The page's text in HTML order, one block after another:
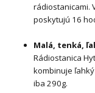
rádiostanicami.
poskytujú 16
Malá, tenká,
Rádiostanica
kombinuje
iba 290g.